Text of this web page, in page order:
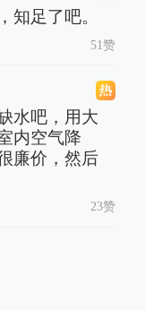
知足了吧。
51赞
水吧，用大
内空气降
廉价，然后
23赞